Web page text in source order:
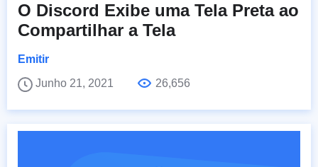
O Discord Exibe uma Tela Preta ao
Compartilhar a Tela
Emitir
Junho 21, 2021
26,656